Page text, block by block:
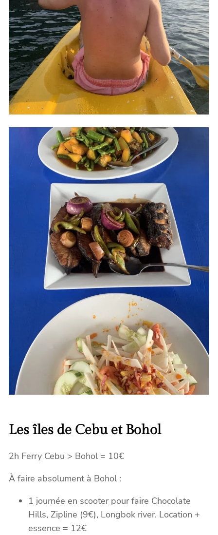
Les îles de Cebu et Bohol
2h Ferry Cebu > Bohol = 10€
À faire absolument à Bohol :
1 journée en scooter pour faire Chocolate
Hills, Zipline (9€), Longbok river. Location +
essence = 12€